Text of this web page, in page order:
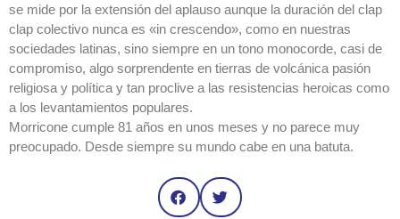
se mide por la extensión del aplauso aunque la duración del clap
clap colectivo nunca es «in crescendo», como en nuestras
sociedades latinas, sino siempre en un tono monocorde, casi de
compromiso, algo sorprendente en tierras de volcánica pasión
religiosa y política y tan proclive a las resistencias heroicas como
a los levantamientos populares.
Morricone cumple 81 años en unos meses y no parece muy
preocupado. Desde siempre su mundo cabe en una batuta.